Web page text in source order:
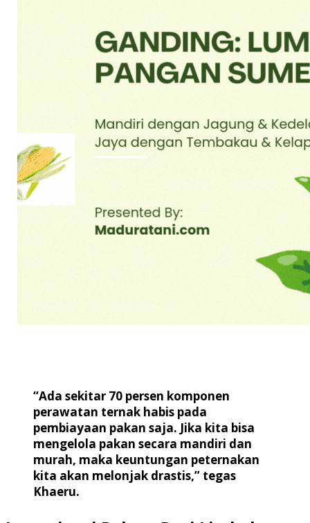
“Ada sekitar 70 persen komponen
perawatan ternak habis pada
pembiayaan pakan saja. Jika kita bisa
mengelola pakan secara mandiri dan
murah, maka keuntungan peternakan
kita akan melonjak drastis,” tegas
Khaeru.